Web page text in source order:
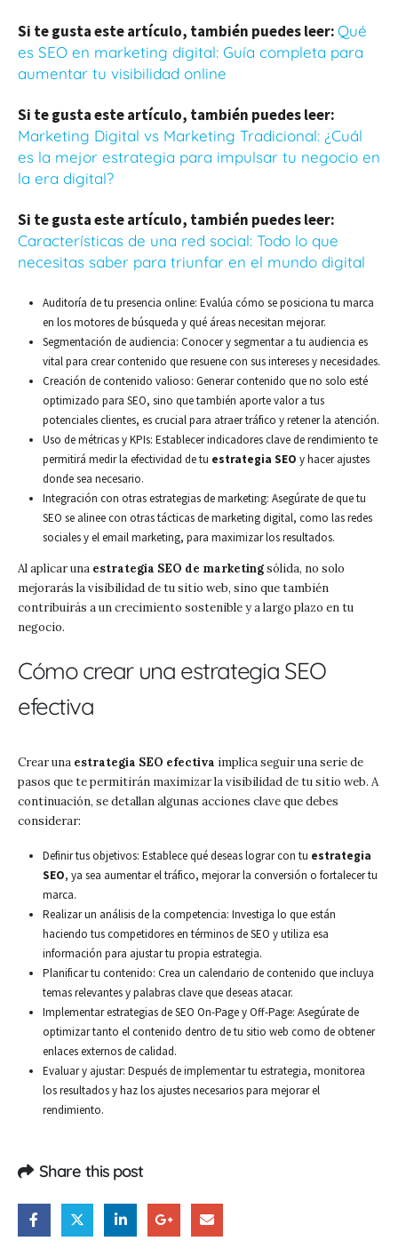
Si te gusta este artículo, también puedes leer:Qué
es SEO en marketing digital: Guía completa para
aumentar tu visibilidad online
Si te gusta este artículo, también puedes leer:
Marketing Digital vs Marketing Tradicional: ¿Cuál
es la mejor estrategia para impulsar tu negocio en
la era digital?
Si te gusta este artículo, también puedes leer:
Características de una red social: Todo lo que
necesitas saber para triunfar en el mundo digital
Auditoría de tu presencia online: Evalúa cómo se posiciona tu marca
en los motores de búsqueda y qué áreas necesitan mejorar.
Segmentación de audiencia: Conocer y segmentar a tu audiencia es
vital para crear contenido que resuene con sus intereses y necesidades.
Creación de contenido valioso: Generar contenido que no solo esté
optimizado para SEO, sino que también aporte valor a tus
potenciales clientes, es crucial para atraer tráfico y retener la atención.
Uso de métricas y KPIs: Establecer indicadores clave de rendimiento te
permitirá medir la efectividad de tu estrategia SEO y hacer ajustes
donde sea necesario.
Integración con otras estrategias de marketing: Asegúrate de que tu
SEO se alinee con otras tácticas de marketing digital, como las redes
sociales y el email marketing, para maximizar los resultados.
Al aplicar una estrategia SEO de marketingsólida, no solo
mejorarás la visibilidad de tu sitio web, sino que también
contribuirás a un crecimiento sostenible y a largo plazo en tu
negocio.
Cómo crear una estrategia SEO
efectiva
Crear una estrategia SEO efectiva implica seguir una serie de
pasos que te permitirán maximizar la visibilidad de tu sitio web. A
continuación, se detallan algunas acciones clave que debes
considerar:
Definir tus objetivos: Establece qué deseas lograr con tu estrategia
SEO, ya sea aumentar el tráfico, mejorar la conversión o fortalecer tu
marca.
Realizar un análisis de la competencia: Investiga lo que están
haciendo tus competidores en términos de SEO y utiliza esa
información para ajustar tu propia estrategia.
Planificar tu contenido: Crea un calendario de contenido que incluya
temas relevantes y palabras clave que deseas atacar.
Implementar estrategias de SEO On-Page y Off-Page: Asegúrate de
optimizar tanto el contenido dentro de tu sitio web como de obtener
enlaces externos de calidad.
Evaluar y ajustar: Después de implementar tu estrategia, monitorea
los resultados y haz los ajustes necesarios para mejorar el
rendimiento.
Share this post